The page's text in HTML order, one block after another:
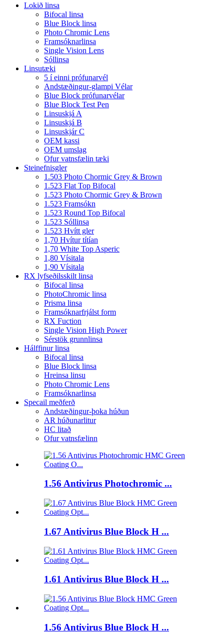
Lokið linsa
Bifocal linsa
Blue Block linsa
Photo Chromic Lens
Framsóknarlinsa
Single Vision Lens
Sóllinsa
Linsutæki
5 í einni prófunarvél
Andstæðingur-glampi Vélar
Blue Block prófunarvélar
Blue Block Test Pen
Linsuskjá A
Linsuskjá B
Linsuskjár C
OEM kassi
OEM umslag
Ofur vatnsfælin tæki
Steinefnisgler
1.503 Photo Chormic Grey & Brown
1.523 Flat Top Bifocal
1.523 Photo Chormic Grey & Brown
1.523 Framsókn
1.523 Round Top Bifocal
1.523 Sóllinsa
1.523 Hvítt gler
1,70 Hvítur títían
1,70 White Top Asperic
1,80 Vísitala
1,90 Vísitala
RX lyfseðilsskilt linsa
Bifocal linsa
PhotoChromic linsa
Prisma linsa
Framsóknarfrjálst form
RX Fuction
Single Vision High Power
Sérstök grunnlinsa
Hálffinur linsa
Bifocal linsa
Blue Block linsa
Hreinsa linsu
Photo Chromic Lens
Framsóknarlinsa
Specail meðferð
Andstæðingur-þoka húðun
AR húðunarlitur
HC litað
Ofur vatnsfælinn
1.56 Antivirus Photochromic ...
1.67 Antivirus Blue Block H ...
1.61 Antivirus Blue Block H ...
1.56 Antivirus Blue Block H ...